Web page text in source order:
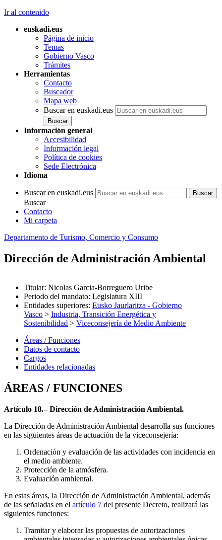
Ir al contenido
euskadi.eus
Página de inicio
Temas
Gobierno Vasco
Trámites
Herramientas
Contacto
Buscador
Mapa web
Buscar en euskadi.eus
Información general
Accesibilidad
Información legal
Política de cookies
Sede Electrónica
Idioma
Buscar en euskadi.eus
Buscar
Contacto
Mi carpeta
Departamento de Turismo, Comercio y Consumo
Dirección de Administración Ambiental
Titular: Nicolas Garcia-Borreguero Uribe
Periodo del mandato: Legislatura XIII
Entidades superiores: Eusko Jaurlaritza - Gobierno
Vasco > Industria, Transición Energética y
Sostenibilidad > Viceconsejería de Medio Ambiente
Áreas / Funciones
Datos de contacto
Cargos
Entidades relacionadas
ÁREAS / FUNCIONES
Artículo 18.– Dirección de Administración Ambiental.
La Dirección de Administración Ambiental desarrolla sus funciones
en las siguientes áreas de actuación de la viceconsejería:
Ordenación y evaluación de las actividades con incidencia en
el medio ambiente.
Protección de la atmósfera.
Evaluación ambiental.
En estas áreas, la Dirección de Administración Ambiental, además
de las señaladas en el artículo 7 del presente Decreto, realizará las
siguientes funciones:
Tramitar y elaborar las propuestas de autorizaciones